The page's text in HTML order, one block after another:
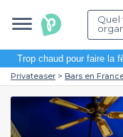
Quel
Trop chaud pour faire la
Privateaser Bars en